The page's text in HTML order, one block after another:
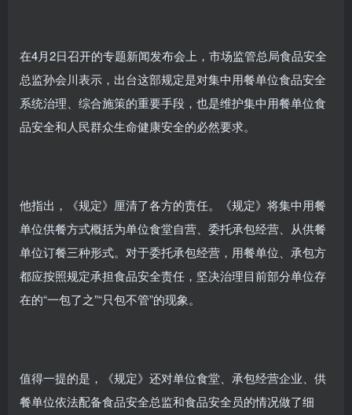
在4月2日召开的专题新闻发布会上，市场监管总局食品安全
总监孙会川表示，出台这部规定是对集中用餐单位食品安全
系统治理、综合施策的重要手段，也是维护集中用餐单位食
品安全和人民群众生命健康安全的必然要求。
他指出，《规定》厘清了各方的责任。《规定》将集中用餐
单位供餐方式概括为单位食堂自营、委托承包经营、从供餐
单位订餐三种形式。对于委托承包经营，用餐单位、承包方
都应按照规定承担食品安全责任，坚决治理目前部分单位存
在的“一包了之”“只包不管”的现象。
值得一提的是，《规定》还对单位食堂、承包经营企业、供
餐单位依法配备食品安全总监和食品安全员的情况做了细